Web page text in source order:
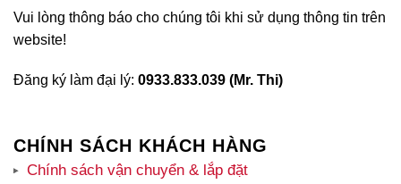
Vui lòng thông báo cho chúng tôi khi sử dụng thông tin trên
website!
Đăng ký làm đại lý: 0933.833.039 (Mr. Thi)
CHÍNH SÁCH KHÁCH HÀNG
Chính sách vận chuyển & lắp đặt